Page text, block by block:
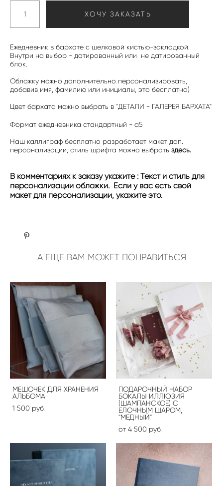
ХОЧУ ЗАКАЗАТЬ
Ежедневник в бархате с шелковой кистью-закладкой.
Внутри на выбор - датированный или не датированный
блок.
Обложку можно дополнительно персонализировать,
добавив имя, фамилию или инициалы, это бесплатно)
Цвет бархата можно выбрать в "ДЕТАЛИ - ГАЛЕРЕЯ БАРХАТА"
Формат ежедневника стандартный - а5
Наш каллиграф бесплатно разработает макет доп.
персонализации, стиль шрифта можно выбрать здесь.
В комментариях к заказу укажите : Текст и стиль для
персонализации обложки. Если у вас есть свой
макет для персонализации, укажите это.
А ЕЩЕ ВАМ МОЖЕТ ПОНРАВИТЬСЯ
МЕШОЧЕК ДЛЯ ХРАНЕНИЯ
АЛЬБОМА
1 500 pуб.
ПОДАРОЧНЫЙ НАБОР
БОКАЛЫ ИЛЛЮЗИЯ
(ШАМПАНСКОЕ) С
ЕЛОЧНЫМ ШАРОМ,
"МЕДНЫЙ"
от 4 500 pуб.